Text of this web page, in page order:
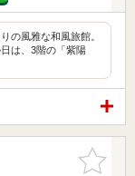
の風雅な和風旅館。
は、3階の「紫陽
お気に入
りに追加